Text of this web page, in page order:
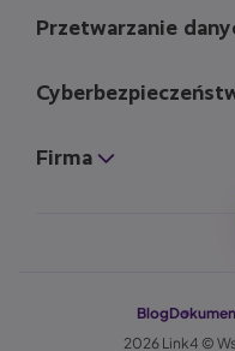
Przetwarzanie
Firma
2026 Link4 ©
Blog